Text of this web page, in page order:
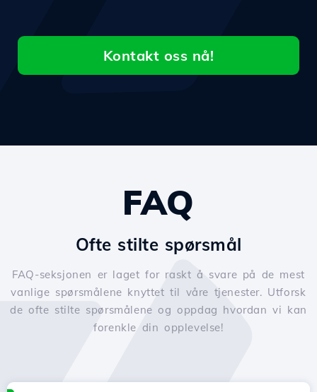
Kontakt oss nå!
FAQ
Ofte stilte spørsmål
FAQ-seksjonen er laget for raskt å svare på de mest
vanlige spørsmålene knyttet til våre tjenester. Utforsk
de ofte stilte spørsmålene og oppdag hvordan vi kan
forenkle din opplevelse!